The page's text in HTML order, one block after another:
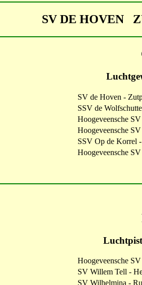
SV DE HOVEN
SV de Hoven -
SSV de
Hoogeveensche
Hoogeveensche
SSV Op de Korrel
Hoogeveensche
Hoogeveensche
SV Willem Tell -
SV Wilhelmina -